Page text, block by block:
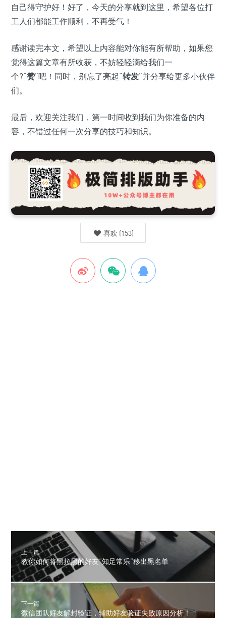
自己得守护好！好了，今天的分享就到这里，希望各位打
工人们都能工作顺利，不再受气！
感谢读完本文，希望以上内容能对你能有所帮助，如果您
觉得这篇文章有所收获，不妨轻轻滴给我们一
个?“赞”吧！同时，别忘了亮起“转发”并分享给更多小伙伴
们。
最后，欢迎关注我们，第一时间收到我们为你准备的内
容，不错过任何一次分享的技巧和知识。
喜欢 (153)
上一篇
教你如何将黑拉黑的好友“知足常乐“移出黑名单
下一篇
微信团队好友解封验证，辅助好友验证失败原因分析！